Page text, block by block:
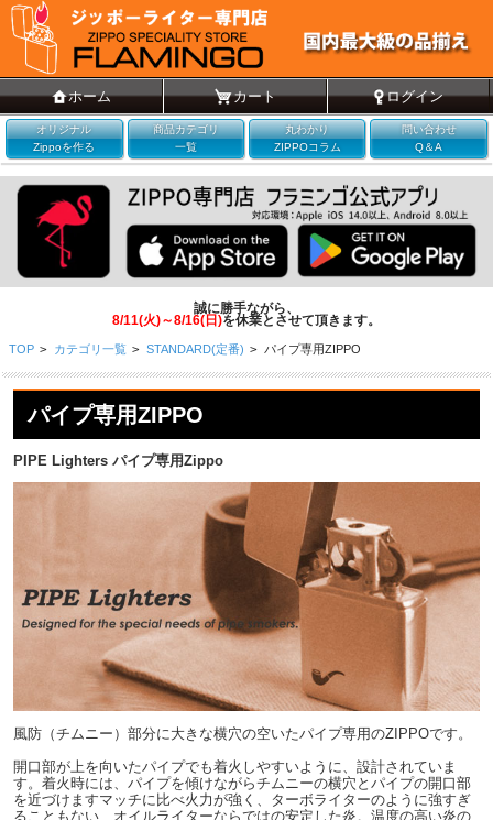
ホーム カート ログイン
オリジナル
Zippoを作る
商品カテゴリ
一覧
丸わかり
ZIPPOコラム
問い合わせ
Q＆A
誠に勝手ながら、
8/11(火)～8/16(日)を休業とさせて頂きます。
TOP > カテゴリ一覧 > STANDARD(定番) > パイプ専用ZIPPO
パイプ専用ZIPPO
PIPE Lighters パイプ専用Zippo
風防（チムニー）部分に大きな横穴の空いたパイプ専用のZIPPOです。
開口部が上を向いたパイプでも着火しやすいように、設計されていま
す。着火時には、パイプを傾けながらチムニーの横穴とパイプの開口部
を近づけますマッチに比べ火力が強く、ターボライターのように強すぎ
ることもない、オイルライターならではの安定した炎。温度の高い炎の